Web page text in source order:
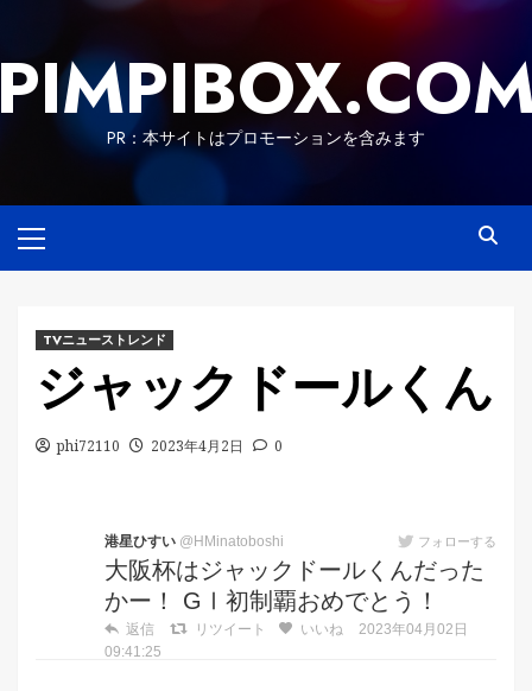
content
PR：本サイトはプロモーションを含みます
Menu
TVニューストレンド
ジャックドールくん
phi72110 2023年4月2日 0
港星ひすい @HMinatoboshi フォローする
大阪杯はジャックドールくんだった
かー！ GⅠ初制覇おめでとう！
返信 リツイート いいね
2023年04月02日
09:41:25